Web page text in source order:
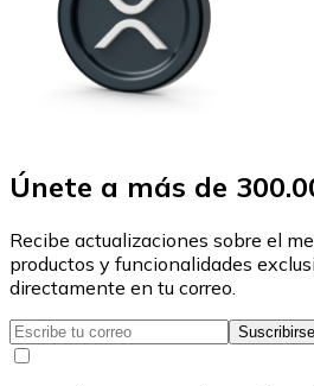
Únete a más de
Recibe actualizaciones sobre el
productos y funcionalidades
directamente en tu correo.
Suscribirse